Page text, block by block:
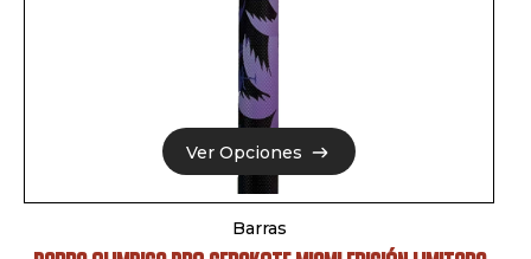
Ver Opciones
Ver Opciones
Barras